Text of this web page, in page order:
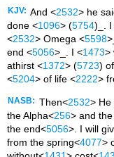
KJV: And <2532> he
done <1096> (5754)_. I
<2532> Omega <5598
end <5056>_. I <1473>
athirst <1372> (5723)
<5204> of life <2222>
NASB: Then<2532> He
the Alpha<256> and
the end<5056>. I will
from the spring<4077>